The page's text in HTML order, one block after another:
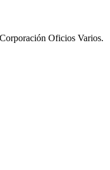
Oficios Varios.